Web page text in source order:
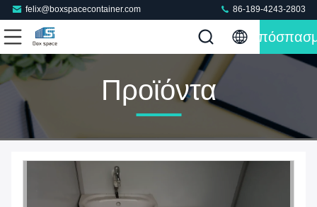
felix@boxspacecontainer.com 86-189-4243-2803
Προϊόντα